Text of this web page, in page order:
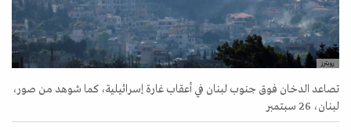
رويترز
تصاعد الدخان فوق جنوب لبنان في أعقاب غارة إسرائيلية، كما شوهد من صور،
لبنان، 26 سبتمبر